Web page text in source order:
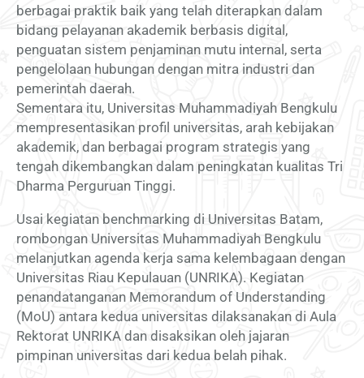
berbagai praktik baik yang telah diterapkan dalam
bidang pelayanan akademik berbasis digital,
penguatan sistem penjaminan mutu internal, serta
pengelolaan hubungan dengan mitra industri dan
pemerintah daerah.
Sementara itu, Universitas Muhammadiyah Bengkulu
mempresentasikan profil universitas, arah kebijakan
akademik, dan berbagai program strategis yang
tengah dikembangkan dalam peningkatan kualitas Tri
Dharma Perguruan Tinggi.
Usai kegiatan benchmarking di Universitas Batam,
rombongan Universitas Muhammadiyah Bengkulu
melanjutkan agenda kerja sama kelembagaan dengan
Universitas Riau Kepulauan (UNRIKA). Kegiatan
penandatanganan Memorandum of Understanding
(MoU) antara kedua universitas dilaksanakan di Aula
Rektorat UNRIKA dan disaksikan oleh jajaran
pimpinan universitas dari kedua belah pihak.